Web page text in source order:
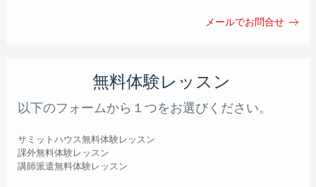
メールでお問合せ
無料体験レッスン
以下のフォームから１つをお選びください。
サミットハウス無料体験レッスン
課外無料体験レッスン
講師派遣無料体験レッスン